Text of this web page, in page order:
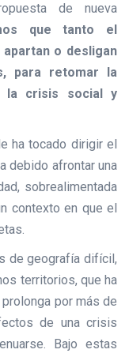
de nueva
que tanto el
o desligan
para retomar la
la crisis social y
ha tocado dirigir el
debido afrontar una
sobrealimentada
contexto en que el
de geografía difícil,
territorios, que ha
por más de
de una crisis
Bajo estas